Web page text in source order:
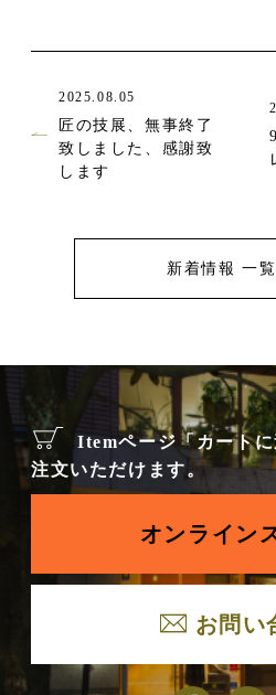
2025.08.05
匠の技展、無事終了
致しました、感謝致
します
新着情報 一
Itemページ「カート
注文いただけます。
オンライン
お問い